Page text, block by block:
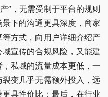
”，无需受制于平台的规则
下的沟通更具深度，商家
方式，向用户详细介绍产
宣传的合规风险，又能建
私域的流量成本更低，一
变几乎无需额外投入，远
具性价比；最后，在行业